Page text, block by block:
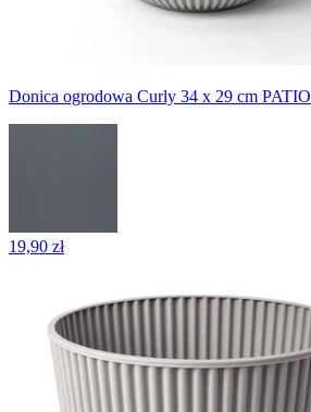
Donica ogrodowa Curly 34 x 29 cm PATIO
19,90 zł